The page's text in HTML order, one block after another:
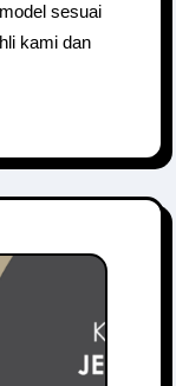
sesuai
kami dan